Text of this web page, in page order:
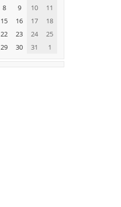
8 9 10
11
15 16 17
18
22 23 24
25
29 30 31 1